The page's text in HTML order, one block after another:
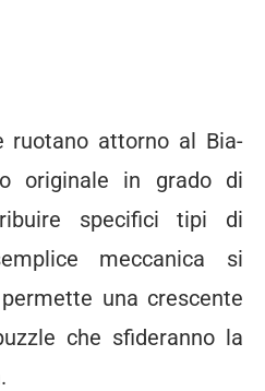
ruotano attorno al Bia-
originale in grado di
specifici tipi di
meccanica si
una crescente
che sfideranno la